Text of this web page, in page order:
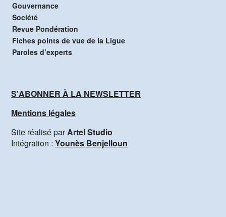
Gouvernance
Société
Revue Pondération
Fiches points de vue de la Ligue
Paroles d’experts
S'ABONNER À LA NEWSLETTER
Mentions légales
Site réalisé parArtel Studio
Intégration :Younès Benjelloun